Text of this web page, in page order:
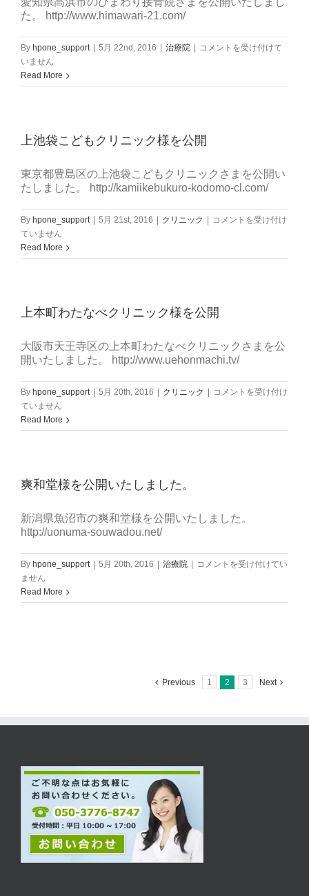
公
開
た。 http://www.himawari-21.com/
By hpone_support | 5月 22nd, 2016 | 治療院 | ひ
り
様
公
開
コメントを受け付けて
いません
Read More
上池袋こどもクリニック様を公開
東京都豊島区の上池袋こどもクリニックさまを公開い
たしました。 http://kamiikebukuro-kodomo-cl.com/
By hpone_support | 5月 21st, 2016 | クリニック | 上
こ
リ
ッ
ク
を
公
コメントを受け付け
ていません
Read More
上本町わたなべクリニック様を公開
大阪市天王寺区の上本町わたなべクリニックさまを公
開いたしました。 http://www.uehonmachi.tv/
By hpone_support | 5月 20th, 2016 | クリニック | 上
わ
ニ
様
を
コメントを受け付け
ていません
Read More
爽和堂様を公開いたしました。
新潟県魚沼市の爽和堂様を公開いたしました。
http://uonuma-souwadou.net/
By hpone_support | 5月 20th, 2016 | 治療院 | 爽
様
た
し
コメントを受け付けてい
ません
Read More
Previous 1 2 3 Next